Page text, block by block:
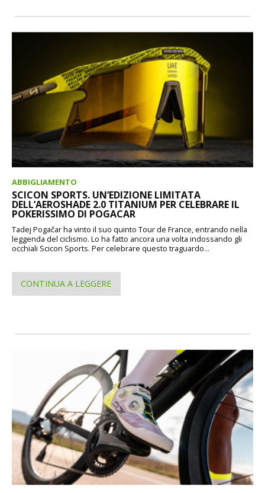
ABBIGLIAMENTO
SCICON SPORTS. UN’EDIZIONE LIMITATA
DELL’AEROSHADE 2.0 TITANIUM PER CELEBRARE IL
POKERISSIMO DI POGACAR
Tadej Pogačar ha vinto il suo quinto Tour de France, entrando nella
leggenda del ciclismo. Lo ha fatto ancora una volta indossando gli
occhiali Scicon Sports. Per celebrare questo traguardo...
CONTINUA A LEGGERE